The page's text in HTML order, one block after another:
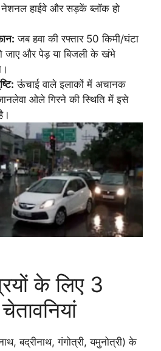
हाईवे और सड़कें ब्लॉक हो
जब हवा की रफ्तार 50 किमी/घंटा
जाए और पेड़ या बिजली के खंभे
ऊंचाई वाले इलाकों में अचानक
जानलेवा ओले गिरने की स्थिति में इसे
के लिए 3
बद्रीनाथ, गंगोत्री, यमुनोत्री) के